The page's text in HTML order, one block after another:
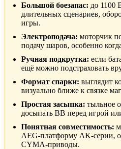
Большой боезапас: до 1100
длительных сценариев,
игры.
Электроподача: моторчик
подачу шаров, особенно
Ручная подкрутка: если
ещё можно подстраховать
Формат спарки: выглядит
визуально ближе к связке
Простая засыпка: тыльное
досыпать BB перед игрой
Понятная совместимость:
AEG-платформу AK-серии,
CYMA-приводы.